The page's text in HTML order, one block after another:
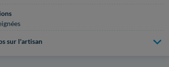
sur l'artisan